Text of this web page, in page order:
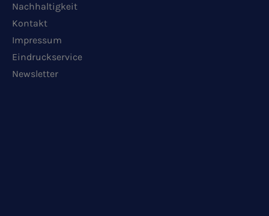
Nachhaltigkeit
Kontakt
Impressum
Eindruckservice
Newsletter